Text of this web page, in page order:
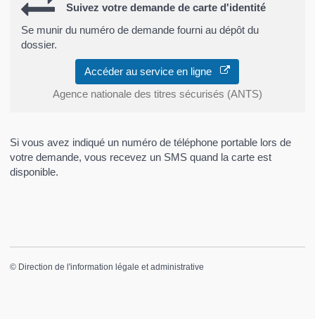
Suivez votre demande de carte d'identité
Se munir du numéro de demande fourni au dépôt du
dossier.
Accéder au service en ligne
Agence nationale des titres sécurisés (ANTS)
Si vous avez indiqué un numéro de téléphone portable lors de
votre demande, vous recevez un SMS quand la carte est
disponible.
© Direction de l'information légale et administrative